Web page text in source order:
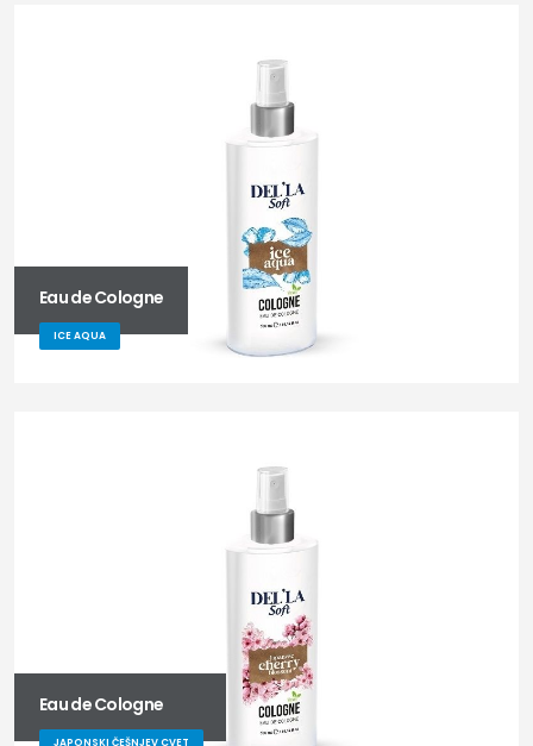
Eau de Cologne
ICE AQUA
Eau de Cologne
JAPONSKI ČEŠNJEV CVET